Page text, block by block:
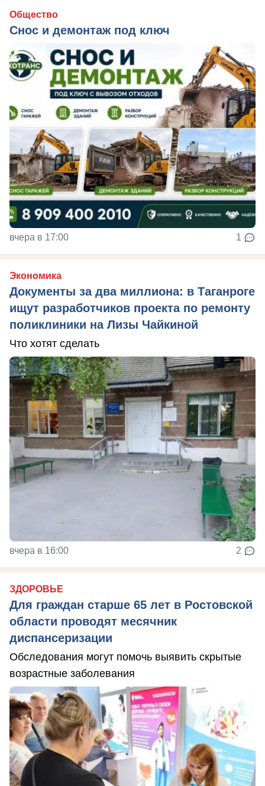
Общество
Снос и демонтаж под ключ
вчера в 17:00 1
Экономика
Документы за два миллиона: в Таганроге
ищут разработчиков проекта по ремонту
поликлиники на Лизы Чайкиной
Что хотят сделать
вчера в 16:00 2
ЗДОРОВЬЕ
Для граждан старше 65 лет в Ростовской
области проводят месячник
диспансеризации
Обследования могут помочь выявить скрытые
возрастные заболевания